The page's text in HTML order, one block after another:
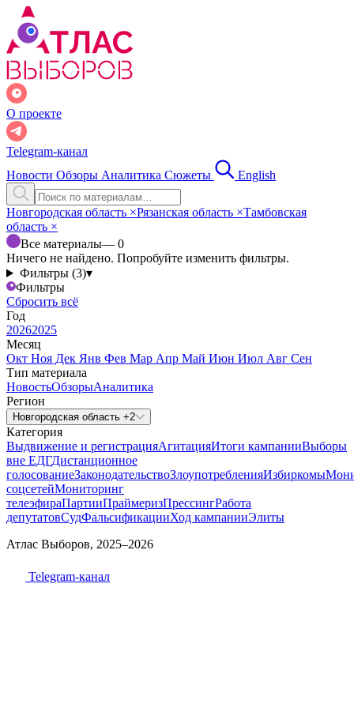
О проекте
Telegram-канал
Новости Обзоры Аналитика Сюжеты English
Новгородская область ×Рязанская область ×Тамбовская
область ×
Все материалы— 0
Ничего не найдено. Попробуйте изменить фильтры.
Фильтры (3)▾
Фильтры
Сбросить всё
Год
20262025
Месяц
Окт Ноя Дек Янв Фев Мар Апр Май Июн Июл Авг Сен
Тип материала
НовостьОбзорыАналитика
Регион
Новгородская область +2
Категория
Выдвижение и регистрацияАгитацияИтоги кампанииВыборы
вне ЕДГДистанционное
голосованиеЗаконодательствоЗлоупотребленияИзбиркомы
соцсетейМониторинг
телеэфираПартииПраймеризПрессингРабота
депутатовСудФальсификацииХод кампанииЭлиты
Атлас Выборов, 2025–2026
Telegram-канал